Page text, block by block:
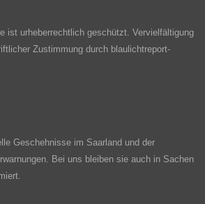
ist urheberrechtlich geschützt. Vervielfältigung
Zustimmung durch blaulichtreport-
Geschehnisse im Saarland und der
Bei uns bleiben sie auch in Sachen